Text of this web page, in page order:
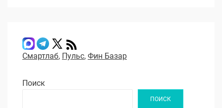
Смартлаб, Пульс, Фин Базар
Поиск
ПОИСК